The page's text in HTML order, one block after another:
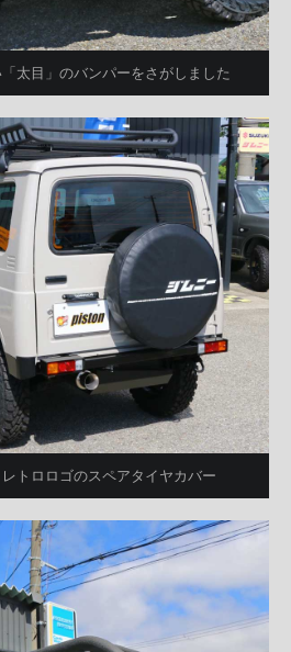
太目」のバンパーをさがしました
トロロゴのスペアタイヤカバー